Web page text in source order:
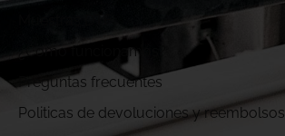
¿Cómo funcionamos?
Preguntas frecuentes
Politicas de devoluciones y reembolsos